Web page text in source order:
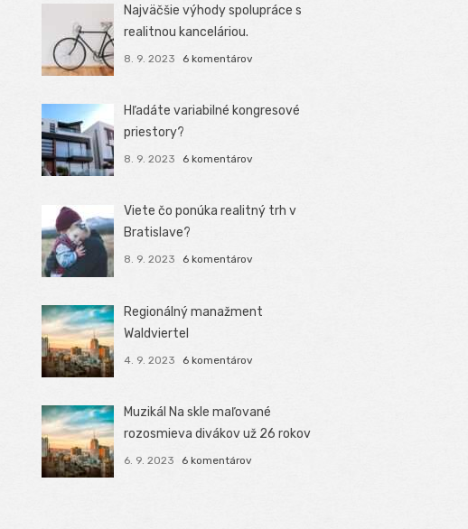
Najväčšie výhody spolupráce s
realitnou kanceláriou.
8. 9. 2023 6 komentárov
Hľadáte variabilné kongresové
priestory?
8. 9. 2023 6 komentárov
Viete čo ponúka realitný trh v
Bratislave?
8. 9. 2023 6 komentárov
Regionálný manažment
Waldviertel
4. 9. 2023 6 komentárov
Muzikál Na skle maľované
rozosmieva divákov už 26 rokov
6. 9. 2023 6 komentárov